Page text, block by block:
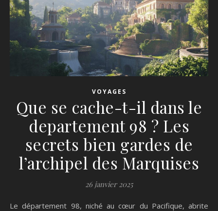
VOYAGES
Que se cache-t-il dans le
departement 98 ? Les
secrets bien gardes de
l’archipel des Marquises
26 janvier 2025
Le département 98, niché au cœur du Pacifique, abrite